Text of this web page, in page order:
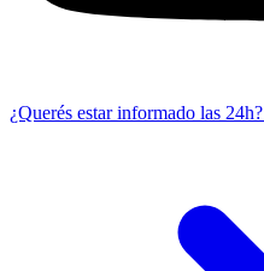
¿Querés estar informado las 24h?